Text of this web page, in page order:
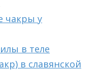
чакры у
в теле
в славянской